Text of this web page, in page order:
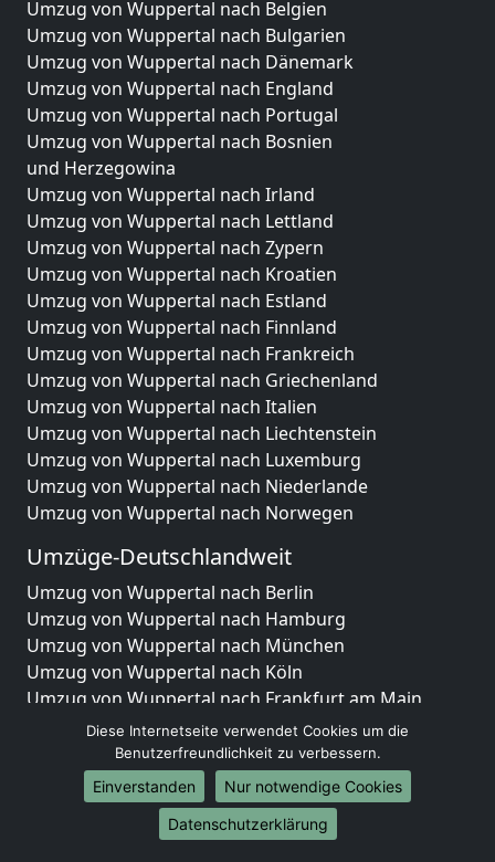
Umzug von Wuppertal nach Belgien
Umzug von Wuppertal nach Bulgarien
Umzug von Wuppertal nach Dänemark
Umzug von Wuppertal nach England
Umzug von Wuppertal nach Portugal
Umzug von Wuppertal nach Bosnien
und Herzegowina
Umzug von Wuppertal nach Irland
Umzug von Wuppertal nach Lettland
Umzug von Wuppertal nach Zypern
Umzug von Wuppertal nach Kroatien
Umzug von Wuppertal nach Estland
Umzug von Wuppertal nach Finnland
Umzug von Wuppertal nach Frankreich
Umzug von Wuppertal nach Griechenland
Umzug von Wuppertal nach Italien
Umzug von Wuppertal nach Liechtenstein
Umzug von Wuppertal nach Luxemburg
Umzug von Wuppertal nach Niederlande
Umzug von Wuppertal nach Norwegen
Umzüge-Deutschlandweit
Umzug von Wuppertal nach Berlin
Umzug von Wuppertal nach Hamburg
Umzug von Wuppertal nach München
Umzug von Wuppertal nach Köln
Umzug von Wuppertal nach Frankfurt am Main
Umzug von Wuppertal nach Stuttgart
Umzug von Wuppertal nach Düsseldorf
Umzug von Wuppertal nach Leipzig
Umzug von Wuppertal nach Dortmund
Umzug von Wuppertal nach Essen
Diese Internetseite verwendet Cookies um die
Benutzerfreundlichkeit zu verbessern.
Einverstanden
Nur notwendige Cookies
Datenschutzerklärung